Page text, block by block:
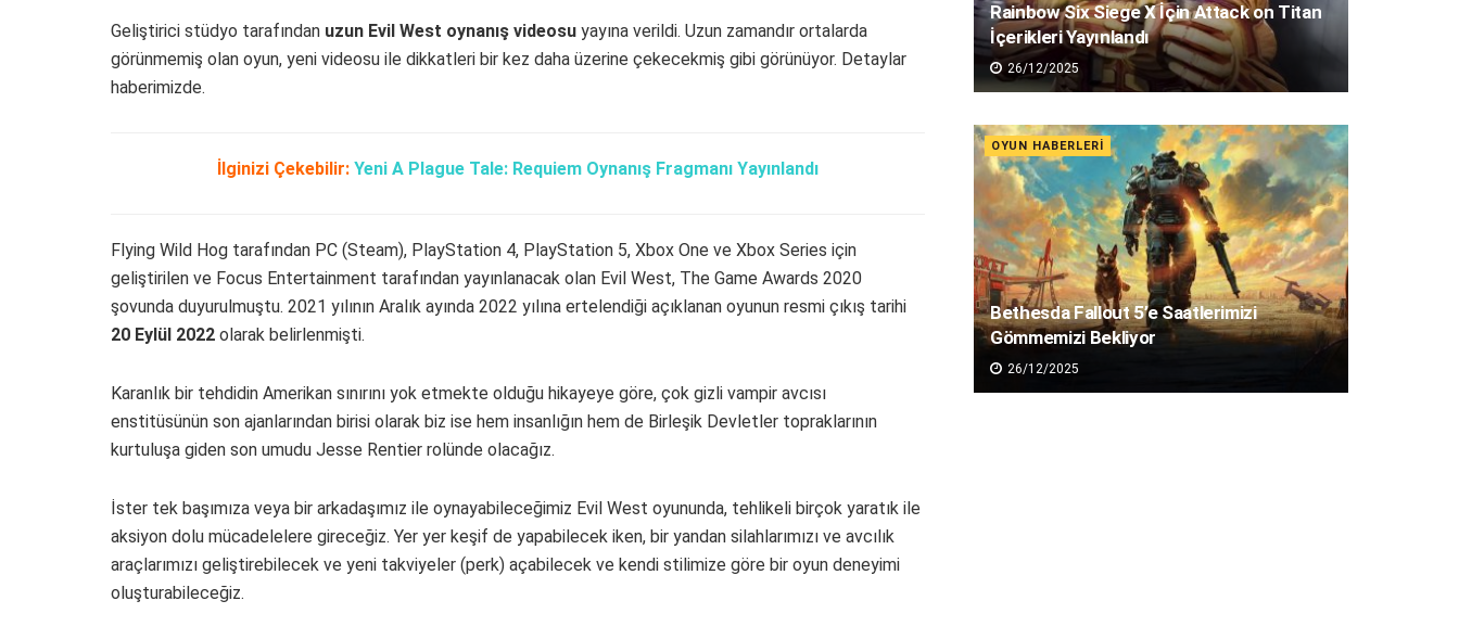
Geliştirici stüdyo tarafından uzun Evil West oynanış videosu yayına verildi. Uzun zamandır ortalarda
görünmemiş olan oyun, yeni videosu ile dikkatleri bir kez daha üzerine çekecekmiş gibi görünüyor. Detaylar
haberimizde.
İlginizi Çekebilir: Yeni A Plague Tale: Requiem Oynanış Fragmanı Yayınlandı
Flying Wild Hog tarafından PC (Steam), PlayStation 4, PlayStation 5, Xbox One ve Xbox Series için
geliştirilen ve Focus Entertainment tarafından yayınlanacak olan Evil West, The Game Awards 2020
şovunda duyurulmuştu. 2021 yılının Aralık ayında 2022 yılına ertelendiği açıklanan oyunun resmi çıkış tarihi
20 Eylül 2022 olarak belirlenmişti.
Karanlık bir tehdidin Amerikan sınırını yok etmekte olduğu hikayeye göre, çok gizli vampir avcısı
enstitüsünün son ajanlarından birisi olarak biz ise hem insanlığın hem de Birleşik Devletler topraklarının
kurtuluşa giden son umudu Jesse Rentier rolünde olacağız.
İster tek başımıza veya bir arkadaşımız ile oynayabileceğimiz Evil West oyununda, tehlikeli birçok yaratık ile
aksiyon dolu mücadelelere gireceğiz. Yer yer keşif de yapabilecek iken, bir yandan silahlarımızı ve avcılık
araçlarımızı geliştirebilecek ve yeni takviyeler (perk) açabilecek ve kendi stilimize göre bir oyun deneyimi
oluşturabileceğiz.
Rainbow Six Siege X İçin Attack on Titan
İçerikleri Yayınlandı
26/12/2025
OYUN HABERLERI
Bethesda Fallout 5’e Saatlerimizi
Gömmemizi Bekliyor
26/12/2025